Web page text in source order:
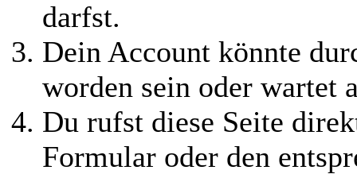
darfst.
Dein Account könnte
worden sein oder wartet
Du rufst diese Seite
Formular oder den